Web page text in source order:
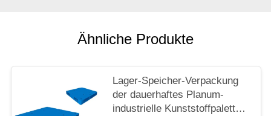
Ähnliche Produkte
Lager-Speicher-Verpackung
der dauerhaftes Planum-
industrielle Kunststoffpalette-